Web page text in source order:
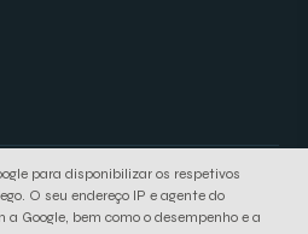
de PrivacidadePolítica de Cookies
para disponibilizar os respetivos
O seu endereço IP e agente do
Google, bem como o desempenho e a